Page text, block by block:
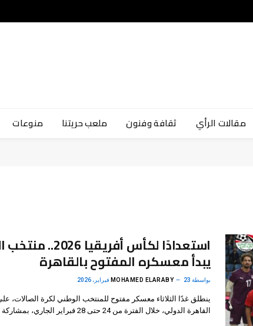
مقالات الرأي ثقافة وفنون ملعب حريتنا منوعات
استعدادًا لكأس أفريقيا
يبدأ معسكره المفتوح بالقاهرة
بواسطة MOHAMED ELARABY 23 فبراير، 2026
ينطلق غدًا الثلاثاء معسكر مفتوح للمنتخب الوطني لكرة الصالات،
القاهرة الدولي، خلال الفترة من 24 حتى 28 فبراير الجاري، بمشاركة 18 لاعبًا، وذلك…